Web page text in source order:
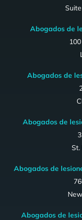
Abogados de
Abogados de
Abogados de
St.
Abogados de
Abogados de